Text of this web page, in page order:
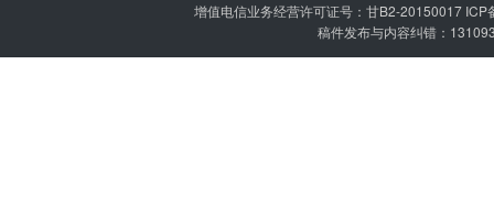
增值电信业务经营许可证号：甘B2-20150017 ICP
稿件发布与内容纠错：